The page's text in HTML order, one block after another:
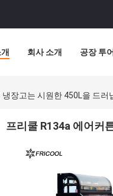
회사 소개 공장 투어
장고는 시원한 450L을 드러
프리쿨 R134a 에어커